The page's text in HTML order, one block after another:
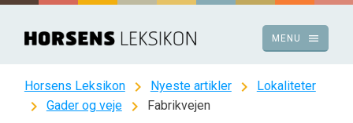
Spring
indhold
menu
MENU
Horsens Leksikon chevron_right Nyeste artikler chevron_right Lokaliteter
chevron_right Gader og veje chevron_right Fabrikvejen